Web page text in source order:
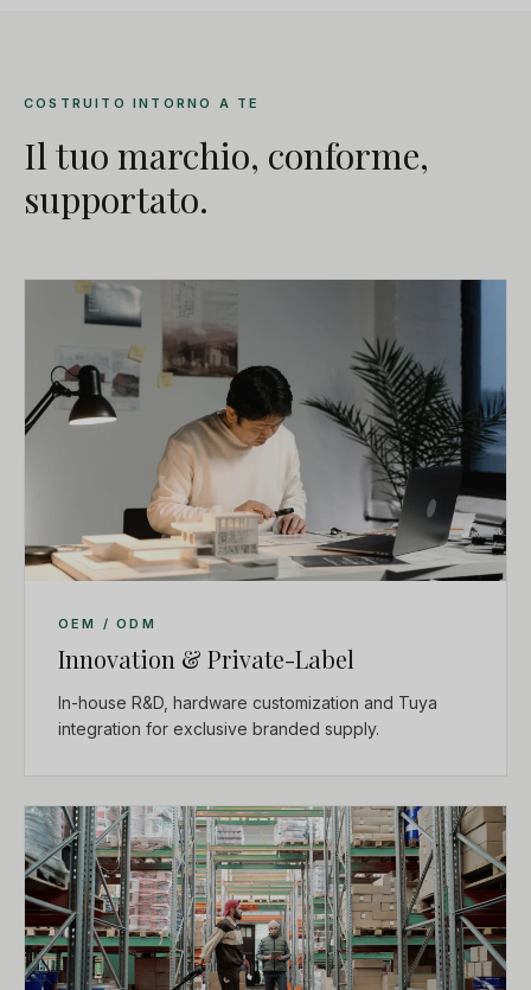
COSTRUITO INTORNO A TE
Il tuo marchio, conforme,
supportato.
OEM / ODM
Innovation & Private-Label
In-house R&D, hardware customization and Tuya
integration for exclusive branded supply.